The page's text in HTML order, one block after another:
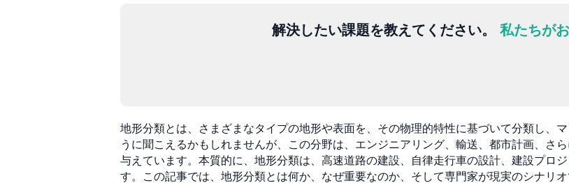
解決したい課題を教えてください。 私たちが
地形分類とは、さまざまなタイプの地形や表面を、その物理的特性に基づいて分類し、
うに聞こえるかもしれませんが、この分野は、エンジニアリング、輸送、都市計画、さ
与えています。本質的に、地形分類は、高速道路の建設、自律走行車の設計、建設プロ
す。この記事では、地形分類とは何か、なぜ重要なのか、そして専門家が現実のシナリ